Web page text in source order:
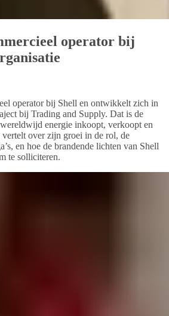
operator bij
operator bij Shell en ontwikkelt zich in
bij Trading and Supply. Dat is de
energie inkoopt, verkoopt en
over zijn groei in de rol, de
en hoe de brandende lichten van Shell
te solliciteren.